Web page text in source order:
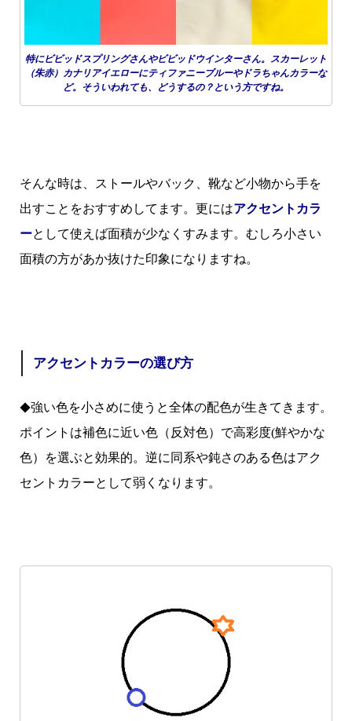
特にビビッドスプリングさんやビビッドウインターさん。スカーレット
（朱赤）カナリアイエローにティファニーブルーやドラちゃんカラーな
ど。そういわれても、どうするの？という方ですね。
そんな時は、ストールやバック、靴など小物から手を
出すことをおすすめしてます。更にはアクセントカラ
ーとして使えば面積が少なくすみます。むしろ小さい
面積の方があか抜けた印象になりますね。
アクセントカラーの選び方
◆強い色を小さめに使うと全体の配色が生きてきます。
ポイントは補色に近い色（反対色）で高彩度(鮮やかな
色）を選ぶと効果的。逆に同系や鈍さのある色はアク
セントカラーとして弱くなります。